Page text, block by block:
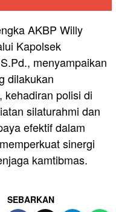
AKBP Willy
Kapolsek
menyampaikan
dilakukan
kehadiran polisi di
silaturahmi dan
efektif dalam
sinergi
kamtibmas.
SEBARKAN